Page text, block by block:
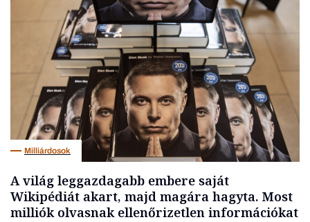
Milliárdosok
A világ leggazdagabb embere saját
Wikipédiát akart, majd magára hagyta. Most
milliók olvasnak ellenőrizetlen információkat